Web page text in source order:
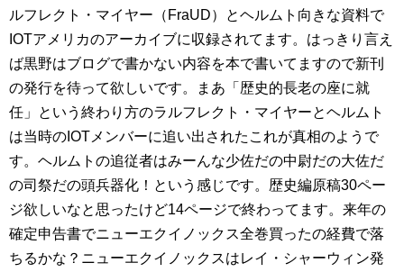
ルフレクト・マイヤー（FraUD）とヘルムト向きな資料で
IOTアメリカのアーカイブに収録されてます。はっきり言え
ば黒野はブログで書かない内容を本で書いてますので新刊
の発行を待って欲しいです。まあ「歴史的長老の座に就
任」という終わり方のラルフレクト・マイヤーとヘルムト
は当時のIOTメンバーに追い出されたこれが真相のようで
す。ヘルムトの追従者はみーんな少佐だの中尉だの大佐だ
の司祭だの頭兵器化！という感じです。歴史編原稿30ペー
ジ欲しいなと思ったけど14ページで終わってます。来年の
確定申告書でニューエクイノックス全巻買ったの経費で落
ちるかな？ニューエクイノックスはレイ・シャーウィン発